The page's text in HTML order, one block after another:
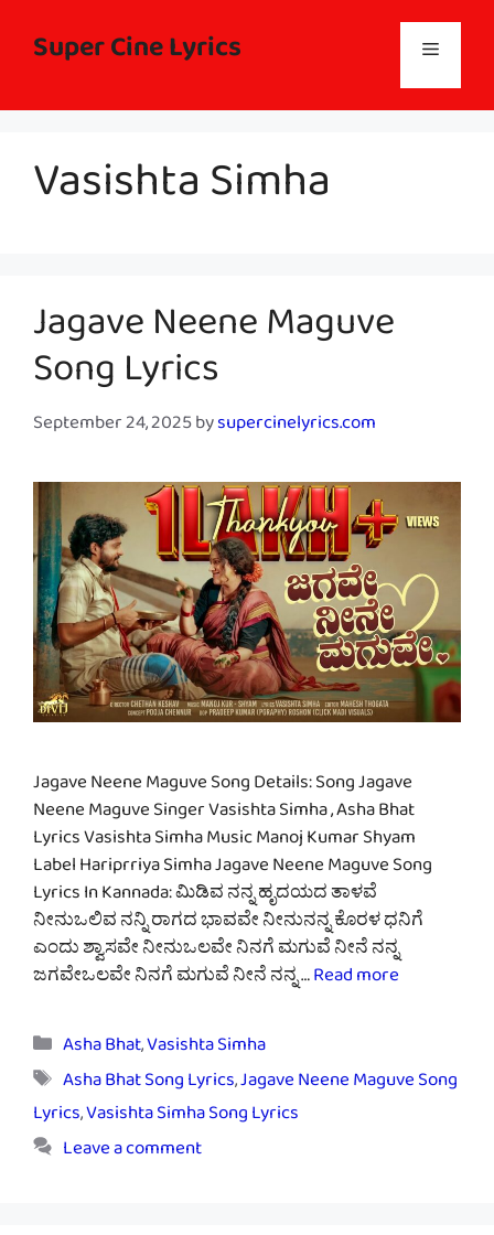
contentSuper Cine Lyrics Menu
Vasishta Simha
Jagave Neene Maguve
Song Lyrics
September 24, 2025bysupercinelyrics.com
Jagave Neene Maguve Song Details: Song Jagave
Neene Maguve Singer Vasishta Simha , Asha Bhat
Lyrics Vasishta Simha Music Manoj Kumar Shyam
Label Hariprriya Simha Jagave Neene Maguve Song
Lyrics In Kannada: ಮಿಡಿವ ನನ್ನ ಹೃದಯದ ತಾಳವೆ
ನೀನುಒಲಿವ ನನ್ನಿ ರಾಗದ ಭಾವವೇ ನೀನುನನ್ನ ಕೊರಳ ಧನಿಗೆ
ಎಂದು ಶ್ವಾಸವೇ ನೀನುಒಲವೇ ನಿನಗೆ ಮಗುವೆ ನೀನೆ ನನ್ನ
ಜಗವೇಒಲವೇ ನಿನಗೆ ಮಗುವೆ ನೀನೆ ನನ್ನ …Read more
Categories
Asha Bhat,Vasishta Simha
Tags
Asha Bhat Song Lyrics,Jagave Neene Maguve Song
Lyrics,Vasishta Simha Song Lyrics
Leave a comment